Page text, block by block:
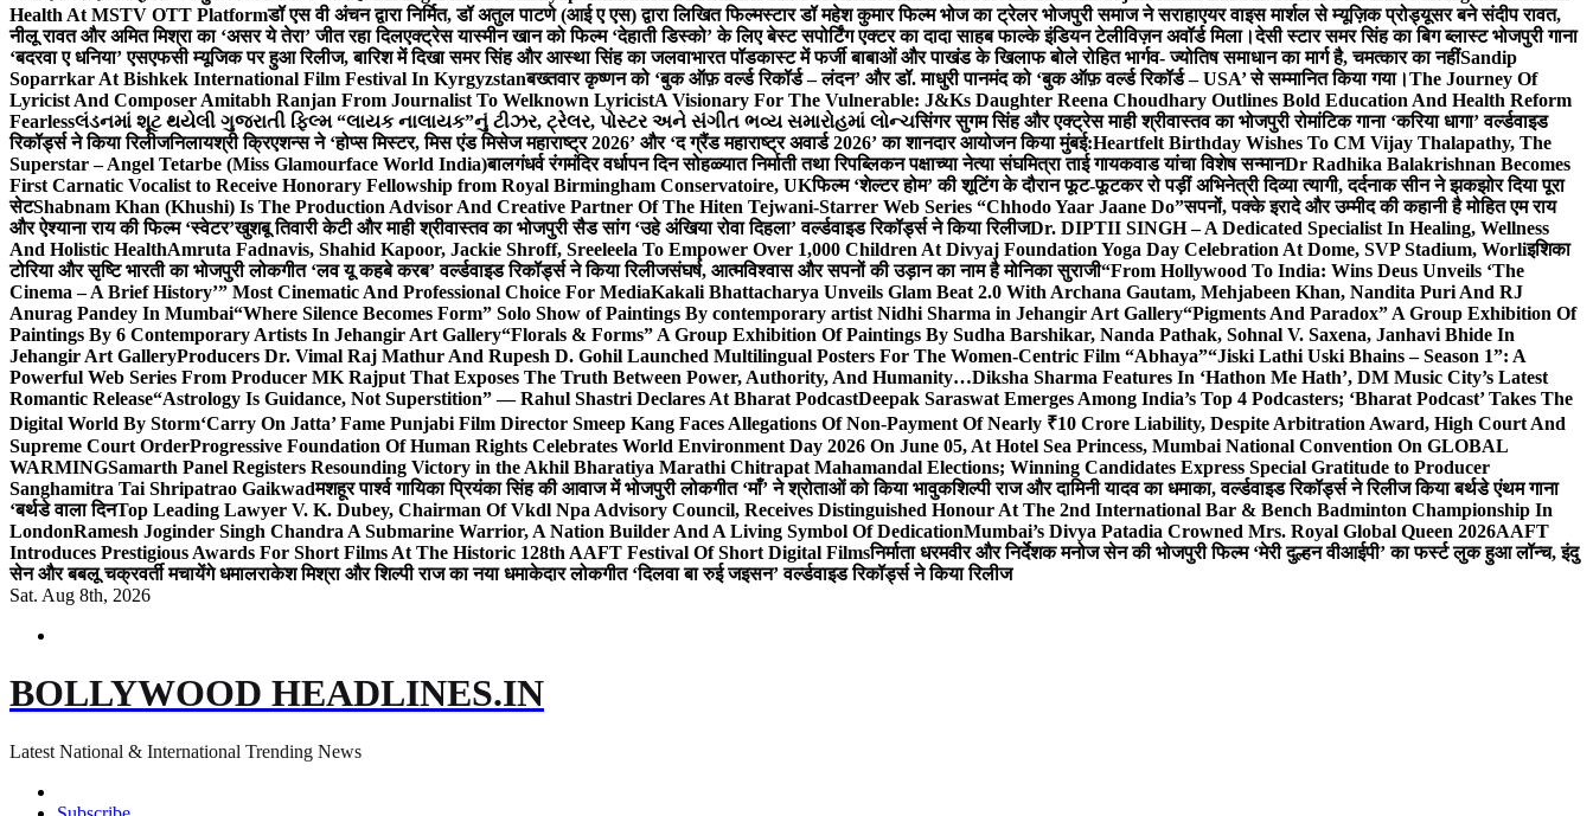
Health At MSTV OTT Platformडॉ एस वी अंचन द्वारा निर्मित, डॉ अतुल पाटणे (आई ए एस) द्वारा लिखित फिल्मस्टार डॉ महेश कुमार फिल्म भोज का ट्रेलर भोजपुरी समाज ने सराहाएयर वाइस मार्शल से म्यूज़िक प्रोड्यूसर बने संदीप रावत,
नीलू रावत और अमित मिश्रा का ‘असर ये तेरा’ जीत रहा दिलएक्ट्रेस यास्मीन खान को फिल्म ‘देहाती डिस्को’ के लिए बेस्ट सपोर्टिंग एक्टर का दादा साहब फाल्के इंडियन टेलीविज़न अवॉर्ड मिला।देसी स्टार समर सिंह का बिग ब्लास्ट भोजपुरी गाना
‘बदरवा ए धनिया’ एसएफसी म्यूजिक पर हुआ रिलीज, बारिश में दिखा समर सिंह और आस्था सिंह का जलवाभारत पॉडकास्ट में फर्जी बाबाओं और पाखंड के खिलाफ बोले रोहित भार्गव- ज्योतिष समाधान का मार्ग है, चमत्कार का नहींSandip
Soparrkar At Bishkek International Film Festival In Kyrgyzstanबख्तवार कृष्णन को ‘बुक ऑफ़ वर्ल्ड रिकॉर्ड – लंदन’ और डॉ. माधुरी पानमंद को ‘बुक ऑफ़ वर्ल्ड रिकॉर्ड – USA’ से सम्मानित किया गया।The Journey Of
Lyricist And Composer Amitabh Ranjan From Journalist To Welknown LyricistA Visionary For The Vulnerable: J&Ks Daughter Reena Choudhary Outlines Bold Education And Health Reform
Fearlessલંડનમાં શૂટ થયેલી ગુજરાતી ફિલ્મ “લાયક નાલાયક”નું ટીઝર, ટ્રેલર, પોસ્ટર અને સંગીત ભવ્ય સમારોહમાં લોન્ચसिंगर सुगम सिंह और एक्ट्रेस माही श्रीवास्तव का भोजपुरी रोमांटिक गाना ‘करिया धागा’ वर्ल्डवाइड
रिकॉर्ड्स ने किया रिलीजनिलायश्री क्रिएशन्स ने ‘होप्स मिस्टर, मिस एंड मिसेज महाराष्ट्र 2026’ और ‘द ग्रैंड महाराष्ट्र अवार्ड 2026’ का शानदार आयोजन किया मुंबई:Heartfelt Birthday Wishes To CM Vijay Thalapathy, The
Superstar – Angel Tetarbe (Miss Glamourface World India)बालगंधर्व रंगमंदिर वर्धापन दिन सोहळ्यात निर्माती तथा रिपब्लिकन पक्षाच्या नेत्या संघमित्रा ताई गायकवाड यांचा विशेष सन्मानDr Radhika Balakrishnan Becomes
First Carnatic Vocalist to Receive Honorary Fellowship from Royal Birmingham Conservatoire, UKफिल्म ‘शेल्टर होम’ की शूटिंग के दौरान फूट-फूटकर रो पड़ीं अभिनेत्री दिव्या त्यागी, दर्दनाक सीन ने झकझोर दिया पूरा
सेटShabnam Khan (Khushi) Is The Production Advisor And Creative Partner Of The Hiten Tejwani-Starrer Web Series “Chhodo Yaar Jaane Do”सपनों, पक्के इरादे और उम्मीद की कहानी है मोहित एम राय
और ऐश्याना राय की फिल्म ‘स्वेटर’खुशबू तिवारी केटी और माही श्रीवास्तव का भोजपुरी सैड सांग ‘उहे अंखिया रोवा दिहला’ वर्ल्डवाइड रिकॉर्ड्स ने किया रिलीजDr. DIPTII SINGH – A Dedicated Specialist In Healing, Wellness
And Holistic HealthAmruta Fadnavis, Shahid Kapoor, Jackie Shroff, Sreeleela To Empower Over 1,000 Children At Divyaj Foundation Yoga Day Celebration At Dome, SVP Stadium, Worliइशिका
टोरिया और सृष्टि भारती का भोजपुरी लोकगीत ‘लव यू कहबे करब’ वर्ल्डवाइड रिकॉर्ड्स ने किया रिलीजसंघर्ष, आत्मविश्वास और सपनों की उड़ान का नाम है मोनिका सुराजी“From Hollywood To India: Wins Deus Unveils ‘The
Cinema – A Brief History’” Most Cinematic And Professional Choice For MediaKakali Bhattacharya Unveils Glam Beat 2.0 With Archana Gautam, Mehjabeen Khan, Nandita Puri And RJ
Anurag Pandey In Mumbai“Where Silence Becomes Form” Solo Show of Paintings By contemporary artist Nidhi Sharma in Jehangir Art Gallery“Pigments And Paradox” A Group Exhibition Of
Paintings By 6 Contemporary Artists In Jehangir Art Gallery“Florals & Forms” A Group Exhibition Of Paintings By Sudha Barshikar, Nanda Pathak, Sohnal V. Saxena, Janhavi Bhide In
Jehangir Art GalleryProducers Dr. Vimal Raj Mathur And Rupesh D. Gohil Launched Multilingual Posters For The Women-Centric Film “Abhaya”“Jiski Lathi Uski Bhains – Season 1”: A
Powerful Web Series From Producer MK Rajput That Exposes The Truth Between Power, Authority, And Humanity…Diksha Sharma Features In ‘Hathon Me Hath’, DM Music City’s Latest
Romantic Release“Astrology Is Guidance, Not Superstition” — Rahul Shastri Declares At Bharat PodcastDeepak Saraswat Emerges Among India’s Top 4 Podcasters; ‘Bharat Podcast’ Takes The
Digital World By Storm‘Carry On Jatta’ Fame Punjabi Film Director Smeep Kang Faces Allegations Of Non-Payment Of Nearly ₹10 Crore Liability, Despite Arbitration Award, High Court And
Supreme Court OrderProgressive Foundation Of Human Rights Celebrates World Environment Day 2026 On June 05, At Hotel Sea Princess, Mumbai National Convention On GLOBAL
WARMINGSamarth Panel Registers Resounding Victory in the Akhil Bharatiya Marathi Chitrapat Mahamandal Elections; Winning Candidates Express Special Gratitude to Producer
Sanghamitra Tai Shripatrao Gaikwadमशहूर पार्श्व गायिका प्रियंका सिंह की आवाज में भोजपुरी लोकगीत ‘माँ’ ने श्रोताओं को किया भावुकशिल्पी राज और दामिनी यादव का धमाका, वर्ल्डवाइड रिकॉर्ड्स ने रिलीज किया बर्थडे एंथम गाना
‘बर्थडे वाला दिनTop Leading Lawyer V. K. Dubey, Chairman Of Vkdl Npa Advisory Council, Receives Distinguished Honour At The 2nd International Bar & Bench Badminton Championship In
LondonRamesh Joginder Singh Chandra A Submarine Warrior, A Nation Builder And A Living Symbol Of DedicationMumbai’s Divya Patadia Crowned Mrs. Royal Global Queen 2026AAFT
Introduces Prestigious Awards For Short Films At The Historic 128th AAFT Festival Of Short Digital Filmsनिर्माता धरमवीर और निर्देशक मनोज सेन की भोजपुरी फिल्म ‘मेरी दुल्हन वीआईपी’ का फर्स्ट लुक हुआ लॉन्च, इंदु
सेन और बबलू चक्रवर्ती मचायेंगे धमालराकेश मिश्रा और शिल्पी राज का नया धमाकेदार लोकगीत ‘दिलवा बा रुई जइसन’ वर्ल्डवाइड रिकॉर्ड्स ने किया रिलीज
Sat. Aug 8th, 2026
BOLLYWOOD HEADLINES.IN
Latest National & International Trending News